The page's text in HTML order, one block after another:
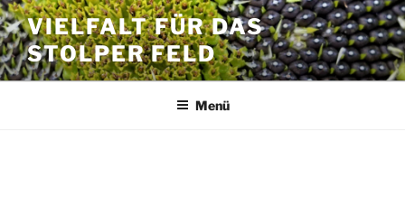
Zum
Inhalt
springen
VIELFALT FÜR DAS
STOLPER FELD
Menü